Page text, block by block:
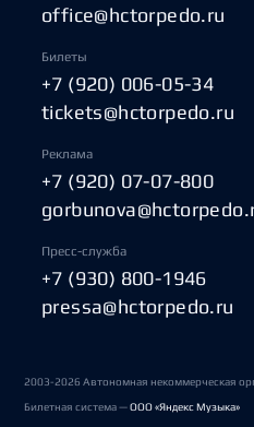
office@hctorpedo.ru
Билеты
+7 (920) 006-05-34
tickets@hctorpedo.ru
Реклама
+7 (920) 07-07-800
Пресс-служба
+7 (930) 800-1946
pressa@hctorpedo.ru
2003-2026 Автономная некоммерческая
Билетная система —ООО «Яндекс Музыка»